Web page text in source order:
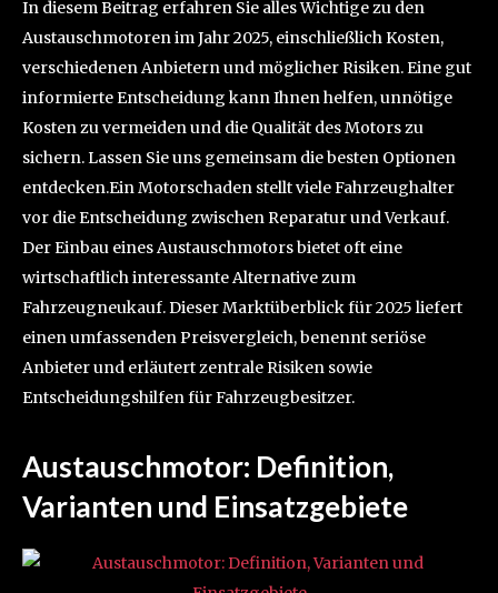
In diesem Beitrag erfahren Sie alles Wichtige zu den
Austauschmotoren im Jahr 2025, einschließlich Kosten,
verschiedenen Anbietern und möglicher Risiken. Eine gut
informierte Entscheidung kann Ihnen helfen, unnötige
Kosten zu vermeiden und die Qualität des Motors zu
sichern. Lassen Sie uns gemeinsam die besten Optionen
entdecken.Ein Motorschaden stellt viele Fahrzeughalter
vor die Entscheidung zwischen Reparatur und Verkauf.
Der Einbau eines Austauschmotors bietet oft eine
wirtschaftlich interessante Alternative zum
Fahrzeugneukauf. Dieser Marktüberblick für 2025 liefert
einen umfassenden Preisvergleich, benennt seriöse
Anbieter und erläutert zentrale Risiken sowie
Entscheidungshilfen für Fahrzeugbesitzer.
Austauschmotor: Definition,
Varianten und Einsatzgebiete